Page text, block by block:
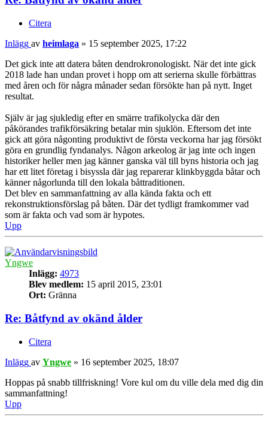
Citera
Inlägg av heimlaga » 15 september 2025, 17:22
Det gick inte att datera båten dendrokronologiskt. När det inte gick
2018 lade han undan provet i hopp om att serierna skulle förbättras
med åren och för några månader sedan försökte han på nytt. Inget
resultat.
Själv är jag sjukledig efter en smärre trafikolycka där den
påkörandes trafikförsäkring betalar min sjuklön. Eftersom det inte
gick att göra någonting produktivt de första veckorna har jag försökt
göra en grundlig fyndanalys. Någon arkeolog är jag inte och ingen
historiker heller men jag känner ganska väl till byns historia och jag
har ett litet företag i bisyssla där jag reparerar klinkbyggda båtar och
känner någorlunda till den lokala båttraditionen.
Det blev en sammanfattning av alla kända fakta och ett
rekonstruktionsförslag på båten. Där det tydligt framkommer vad
som är fakta och vad som är hypotes.
Upp
Yngwe
Inlägg: 4973
Blev medlem: 15 april 2015, 23:01
Ort: Gränna
Re: Båtfynd av okänd ålder
Citera
Inlägg av Yngwe » 16 september 2025, 18:07
Hoppas på snabb tillfriskning! Vore kul om du ville dela med dig din
sammanfattning!
Upp